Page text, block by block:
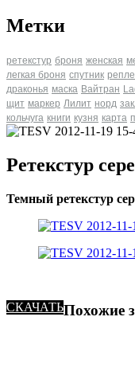
Метки
ретекстур броня женская
легкая броня спутник
драконья маска Вайтран
щит маркер Лилит норд
кольчуга книги кузня карта
Ретекстур
Темный ретекстур
СКАЧАТЬПохожие